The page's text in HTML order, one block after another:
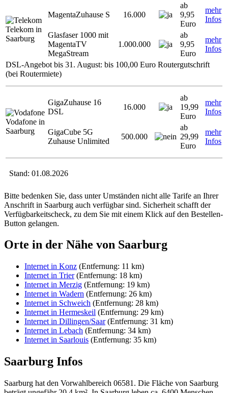
Telekom in
Saarburg
MagentaZuhause S 16.000
ab
9,95
Euro
mehr
Infos
Glasfaser 1000 mit
MagentaTV
MegaStream
1.000.000
ab
9,95
Euro
mehr
Infos
DSL-Angebot bis 31. August: bis 100,00 Euro Routergutschrift
(bei Routermiete)
Vodafone in
Saarburg
GigaZuhause 16
DSL
16.000
ab
19,99
Euro
mehr
Infos
GigaCube 5G
Zuhause Unlimited
500.000
ab
29,99
Euro
mehr
Infos
Stand: 01.08.2026
Bitte bedenken Sie, dass unter Umständen nicht alle Tarife an Ihrer
Anschrift in Saarburg auch verfügbar sind. Sicherheit schafft der
Verfügbarkeitscheck, zu dem Sie mit einem Klick auf den Bestellen-
Button gelangen.
Orte in der Nähe von Saarburg
Internet in Konz (Entfernung: 11 km)
Internet in Trier(Entfernung: 18 km)
Internet in Merzig (Entfernung: 19 km)
Internet in Wadern (Entfernung: 26 km)
Internet in Schweich (Entfernung: 28 km)
Internet in Hermeskeil (Entfernung: 29 km)
Internet in Dillingen/Saar(Entfernung: 31 km)
Internet in Lebach (Entfernung: 34 km)
Internet in Saarlouis (Entfernung: 35 km)
Saarburg Infos
Saarburg hat den Vorwahlbereich 06581. Die Fläche von Saarburg